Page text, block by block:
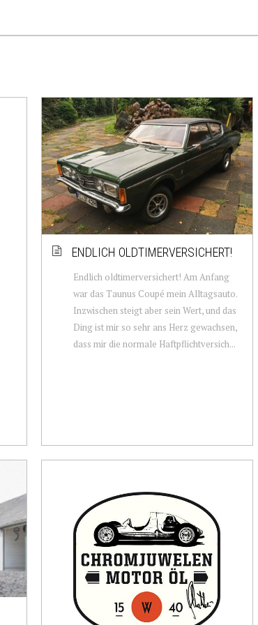
ENDLICH OLDTIMERVERSICHERT!
Endlich oldtimerversichert! Am Anfang
war das Taunus Coupé mein Alltagsauto.
Inzwischen steigt aber sein Wert, und das
Ding ist mir so sehr ans Herz gewachsen,
dass mir die normale Haftpflichtversich...